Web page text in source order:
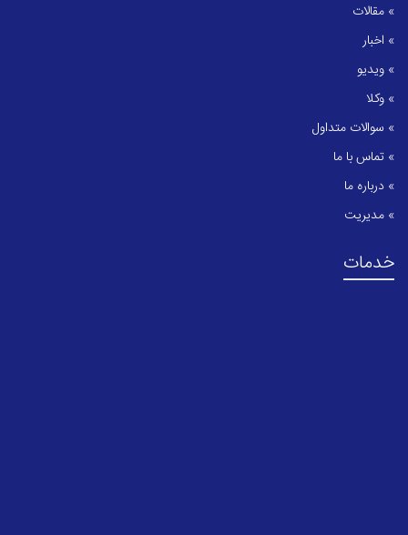
» مقالات
» اخبار
» ویدیو
» وکلا
» سوالات متداول
» تماس با ما
» درباره ما
» مدیریت
خدمات